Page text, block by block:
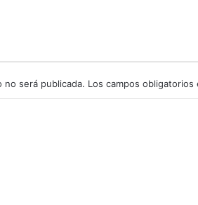
será publicada. Los campos obligatorios